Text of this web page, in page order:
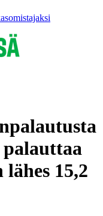
palauttaa
15,2